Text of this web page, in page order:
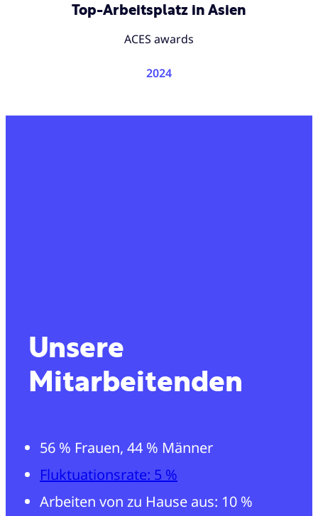
Top-Arbeitsplatz in Asien
ACES awards
2024
Unsere
Mitarbeitenden
56 % Frauen, 44 % Männer
Fluktuationsrate: 5 %
Arbeiten von zu Hause aus: 10 %